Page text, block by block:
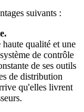
suivants :
qualité et une
de contrôle
de ses outils
de distribution
qu'elles livrent